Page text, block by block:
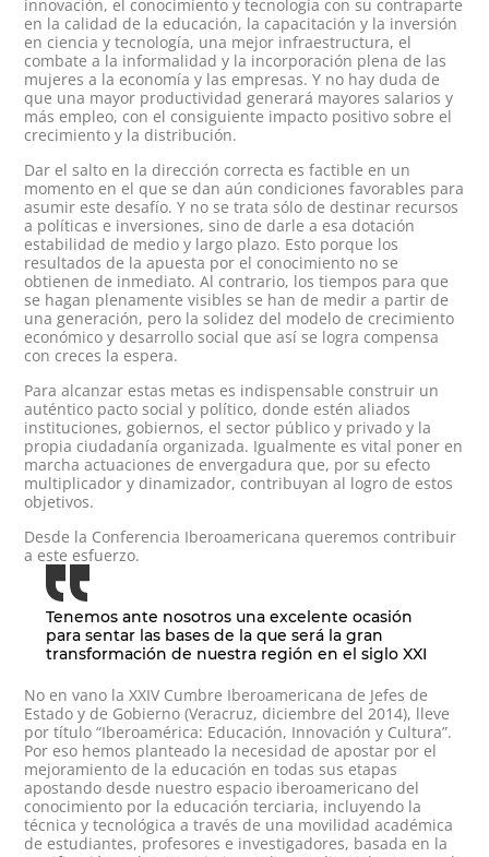
innovación, el conocimiento y tecnología con su contraparte
en la calidad de la educación, la capacitación y la inversión
en ciencia y tecnología, una mejor infraestructura, el
combate a la informalidad y la incorporación plena de las
mujeres a la economía y las empresas. Y no hay duda de
que una mayor productividad generará mayores salarios y
más empleo, con el consiguiente impacto positivo sobre el
crecimiento y la distribución.
Dar el salto en la dirección correcta es factible en un
momento en el que se dan aún condiciones favorables para
asumir este desafío. Y no se trata sólo de destinar recursos
a políticas e inversiones, sino de darle a esa dotación
estabilidad de medio y largo plazo. Esto porque los
resultados de la apuesta por el conocimiento no se
obtienen de inmediato. Al contrario, los tiempos para que
se hagan plenamente visibles se han de medir a partir de
una generación, pero la solidez del modelo de crecimiento
económico y desarrollo social que así se logra compensa
con creces la espera.
Para alcanzar estas metas es indispensable construir un
auténtico pacto social y político, donde estén aliados
instituciones, gobiernos, el sector público y privado y la
propia ciudadanía organizada. Igualmente es vital poner en
marcha actuaciones de envergadura que, por su efecto
multiplicador y dinamizador, contribuyan al logro de estos
objetivos.
Desde la Conferencia Iberoamericana queremos contribuir
a este esfuerzo.
Tenemos ante nosotros una excelente ocasión
para sentar las bases de la que será la gran
transformación de nuestra región en el siglo XXI
No en vano la XXIV Cumbre Iberoamericana de Jefes de
Estado y de Gobierno (Veracruz, diciembre del 2014), lleve
por título “Iberoamérica: Educación, Innovación y Cultura”.
Por eso hemos planteado la necesidad de apostar por el
mejoramiento de la educación en todas sus etapas
apostando desde nuestro espacio iberoamericano del
conocimiento por la educación terciaria, incluyendo la
técnica y tecnológica a través de una movilidad académica
de estudiantes, profesores e investigadores, basada en la